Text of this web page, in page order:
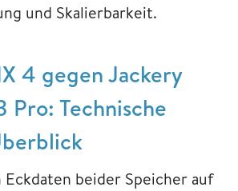
und Skalierbarkeit.
4 gegen Jackery
Pro: Technische
beider Speicher auf